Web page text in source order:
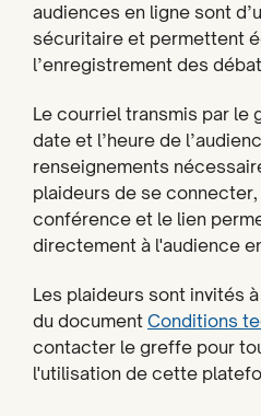
audiences en ligne sont
sécuritaire et permettent
l’enregistrement des
Le courriel transmis par le
date et l’heure de
renseignements
plaideurs de se
conférence et le lien
directement à l'audience
Les plaideurs sont invités
du document Conditions
contacter le greffe pour
l'utilisation de cette